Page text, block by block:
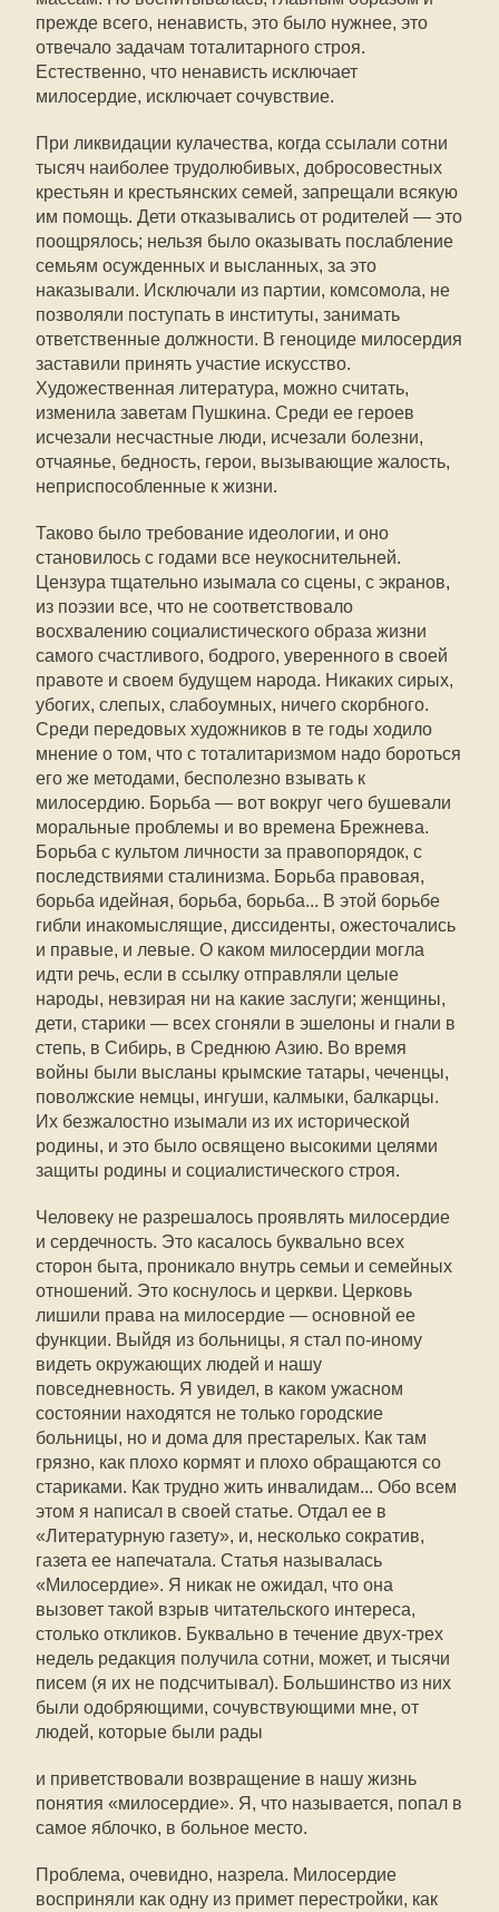
прежде всего, ненависть, это было нужнее, это
отвечало задачам тоталитарного строя.
Естественно, что ненависть исключает
милосердие, исключает сочувствие.
При ликвидации кулачества, когда ссылали сотни
тысяч наиболее трудолюбивых, добросовестных
крестьян и крестьянских семей, запрещали всякую
им помощь. Дети отказывались от родителей — это
поощрялось; нельзя было оказывать послабление
семьям осужденных и высланных, за это
наказывали. Исключали из партии, комсомола, не
позволяли поступать в институты, занимать
ответственные должности. В геноциде милосердия
заставили принять участие искусство.
Художественная литература, можно считать,
изменила заветам Пушкина. Среди ее героев
исчезали несчастные люди, исчезали болезни,
отчаянье, бедность, герои, вызывающие жалость,
неприспособленные к жизни.
Таково было требование идеологии, и оно
становилось с годами все неукоснительней.
Цензура тщательно изымала со сцены, с экранов,
из поэзии все, что не соответствовало
восхвалению социалистического образа жизни
самого счастливого, бодрого, уверенного в своей
правоте и своем будущем народа. Никаких сирых,
убогих, слепых, слабоумных, ничего скорбного.
Среди передовых художников в те годы ходило
мнение о том, что с тоталитаризмом надо бороться
его же методами, бесполезно взывать к
милосердию. Борьба — вот вокруг чего бушевали
моральные проблемы и во времена Брежнева.
Борьба с культом личности за правопорядок, с
последствиями сталинизма. Борьба правовая,
борьба идейная, борьба, борьба... В этой борьбе
гибли инакомыслящие, диссиденты, ожесточались
и правые, и левые. О каком милосердии могла
идти речь, если в ссылку отправляли целые
народы, невзирая ни на какие заслуги; женщины,
дети, старики — всех сгоняли в эшелоны и гнали в
степь, в Сибирь, в Среднюю Азию. Во время
войны были высланы крымские татары, чеченцы,
поволжские немцы, ингуши, калмыки, балкарцы.
Их безжалостно изымали из их исторической
родины, и это было освящено высокими целями
защиты родины и социалистического строя.
Человеку не разрешалось проявлять милосердие
и сердечность. Это касалось буквально всех
сторон быта, проникало внутрь семьи и семейных
отношений. Это коснулось и церкви. Церковь
лишили права на милосердие — основной ее
функции. Выйдя из больницы, я стал по-иному
видеть окружающих людей и нашу
повседневность. Я увидел, в каком ужасном
состоянии находятся не только городские
больницы, но и дома для престарелых. Как там
грязно, как плохо кормят и плохо обращаются со
стариками. Как трудно жить инвалидам... Обо всем
этом я написал в своей статье. Отдал ее в
«Литературную газету», и, несколько сократив,
газета ее напечатала. Статья называлась
«Милосердие». Я никак не ожидал, что она
вызовет такой взрыв читательского интереса,
столько откликов. Буквально в течение двух-трех
недель редакция получила сотни, может, и тысячи
писем (я их не подсчитывал). Большинство из них
были одобряющими, сочувствующими мне, от
людей, которые были рады
и приветствовали возвращение в нашу жизнь
понятия «милосердие». Я, что называется, попал в
самое яблочко, в больное место.
Проблема, очевидно, назрела. Милосердие
восприняли как одну из примет перестройки, как